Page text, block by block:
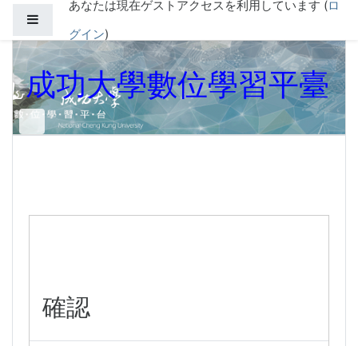
メインコンテンツへスキップする
あなたは現在ゲストアクセスを利用しています (ロ
グイン)
成功大學數位學習平臺
確認